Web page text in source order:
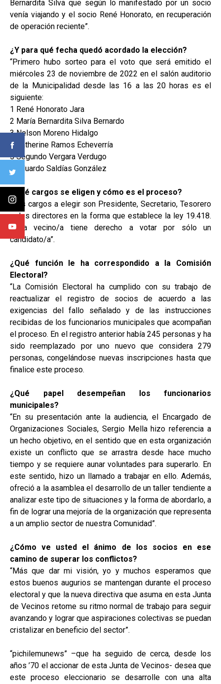
Bernardita Silva que según lo manifestado por un socio
venía viajando y el socio René Honorato, en recuperación
de operación reciente”.
¿Y para qué fecha quedó acordado la elección?
“Primero hubo sorteo para el voto que será emitido el
miércoles 23 de noviembre de 2022 en el salón auditorio
de la Municipalidad desde las 16 a las 20 horas es el
siguiente:
1 René Honorato Jara
2 María Bernardita Silva Bernardo
3 Nelson Moreno Hidalgo
4 Katherine Ramos Echeverría
5 Segundo Vergara Verdugo
6 Eduardo Saldías González
¿Qué cargos se eligen y cómo es el proceso?
“Los cargos a elegir son Presidente, Secretario, Tesorero
y dos directores en la forma que establece la ley 19.418.
Cada vecino/a tiene derecho a votar por sólo un
candidato/a”.
¿Qué función le ha correspondido a la Comisión
Electoral?
“La Comisión Electoral ha cumplido con su trabajo de
reactualizar el registro de socios de acuerdo a las
exigencias del fallo señalado y de las instrucciones
recibidas de los funcionarios municipales que acompañan
el proceso. En el registro anterior había 245 personas y ha
sido reemplazado por uno nuevo que considera 279
personas, congelándose nuevas inscripciones hasta que
finalice este proceso.
¿Qué papel desempeñan los funcionarios
municipales?
“En su presentación ante la audiencia, el Encargado de
Organizaciones Sociales, Sergio Mella hizo referencia a
un hecho objetivo, en el sentido que en esta organización
existe un conflicto que se arrastra desde hace mucho
tiempo y se requiere aunar voluntades para superarlo. En
este sentido, hizo un llamado a trabajar en ello. Además,
ofreció a la asamblea el desarrollo de un taller tendiente a
analizar este tipo de situaciones y la forma de abordarlo, a
fin de lograr una mejoría de la organización que representa
a un amplio sector de nuestra Comunidad”.
¿Cómo ve usted el ánimo de los socios en ese
camino de superar los conflictos?
“Más que dar mi visión, yo y muchos esperamos que
estos buenos augurios se mantengan durante el proceso
electoral y que la nueva directiva que asuma en esta Junta
de Vecinos retome su ritmo normal de trabajo para seguir
avanzando y lograr que aspiraciones colectivas se puedan
cristalizar en beneficio del sector”.
“pichilemunews” –que ha seguido de cerca, desde los
años ’70 el accionar de esta Junta de Vecinos- desea que
este proceso eleccionario se desarrolle con una alta